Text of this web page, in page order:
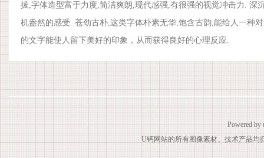
拔,字体造型富于力度,简洁爽朗,现代感强,有很强的视觉冲击力.
机盎然的感受. 苍劲古朴,这类字体朴素无华,饱含古韵,能给人一种
的文字能使人留下美好的印象，从而获得良好的心理反应.
Powered by
U钙网站的所有图像素材、技术产品均